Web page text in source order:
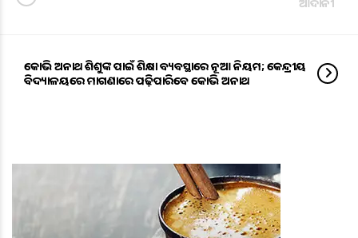
କୋଭିଡ ଅନାଥ ଶିଶୁଙ୍କ ପାଇଁ ଶିକ୍ଷା ବ୍ୟବସ୍ଥାରେ ନୂଆ ନିୟମ; କେନ୍ଦ୍ରୀୟ
ବିଦ୍ୟାଳୟରେ ମାଗଣାରେ ପଢ଼ିପାରିବେ କୋଭିଡ ଅନାଥ